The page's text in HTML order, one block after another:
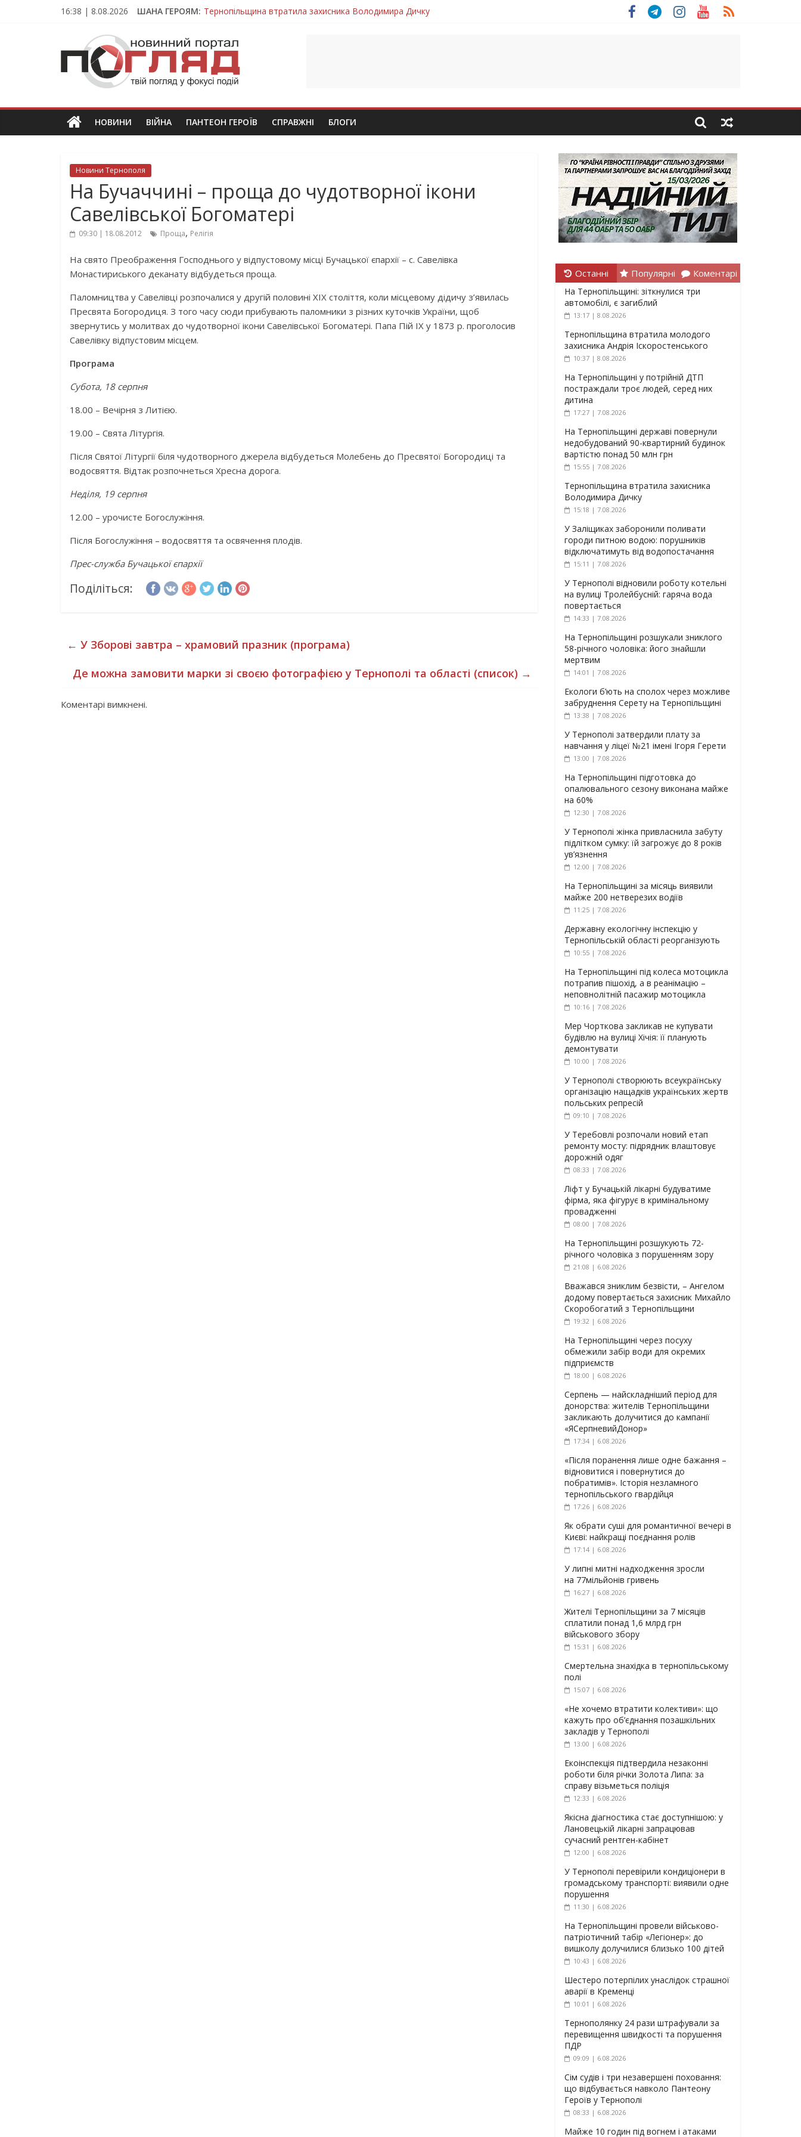
16:38 | 8.08.2026 ШАНА ГЕРОЯМ: Тернопільщина втратила захисника Володимира Дичку
На війні загинув молодий захисник Дмитро Березко з Тернопільщини
Тернопільщина втратила захисника Володимира Вельму
Тернопільщина втратила молодого захисника Андрія Іскоростенського
ПОГЛЯД
Новини
Тернополя.
новини
та
НОВИНИ ВІЙНА ПАНТЕОН ГЕРОЇВ СПРАВЖНІ БЛОГИ
Новини Тернополя
На Бучаччині – проща до чудотворної ікони
Савелівської Богоматері
09:30 | 18.08.2012 Проща, Релігія
На свято Преображення Господнього у відпустовому місці Бучацької єпархії – с. Савелівка
Монастириського деканату відбудеться проща.
Паломництва у Савелівці розпочалися у другій половині ХІХ століття, коли місцевому дідичу з’явилась
Пресвята Богородиця. З того часу сюди прибувають паломники з різних куточків України, щоб
звернутись у молитвах до чудотворної ікони Савелівської Богоматері. Папа Пій ІХ у 1873 р. проголосив
Савелівку відпустовим місцем.
Програма
Субота, 18 серпня
18.00 – Вечірня з Литією.
19.00 – Свята Літургія.
Після Святої Літургії біля чудотворного джерела відбудеться Молебень до Пресвятої Богородиці та
водосвяття. Відтак розпочнеться Хресна дорога.
Неділя, 19 серпня
12.00 – урочисте Богослужіння.
Після Богослужіння – водосвяття та освячення плодів.
Прес-служба Бучацької єпархії
Поділіться:
← У Зборові завтра – храмовий празник (програма)
Де можна замовити марки зі своєю фотографією у Тернополі та області (список) →
Коментарі вимкнені.
Останні Популярні Коментарі
На Тернопільщині: зіткнулися три
автомобілі, є загиблий
13:17 | 8.08.2026
Тернопільщина втратила молодого
захисника Андрія Іскоростенського
10:37 | 8.08.2026
На Тернопільщині у потрійній ДТП
постраждали троє людей, серед них
дитина
17:27 | 7.08.2026
На Тернопільщині державі повернули
недобудований 90-квартирний будинок
вартістю понад 50 млн грн
15:55 | 7.08.2026
Тернопільщина втратила захисника
Володимира Дичку
15:18 | 7.08.2026
У Заліщиках заборонили поливати
городи питною водою: порушників
відключатимуть від водопостачання
15:11 | 7.08.2026
У Тернополі відновили роботу котельні
на вулиці Тролейбусній: гаряча вода
повертається
14:33 | 7.08.2026
На Тернопільщині розшукали зниклого
58-річного чоловіка: його знайшли
мертвим
14:01 | 7.08.2026
Екологи б’ють на сполох через можливе
забруднення Серету на Тернопільщині
13:38 | 7.08.2026
У Тернополі затвердили плату за
навчання у ліцеї №21 імені Ігоря Герети
13:00 | 7.08.2026
На Тернопільщині підготовка до
опалювального сезону виконана майже
на 60%
12:30 | 7.08.2026
У Тернополі жінка привласнила забуту
підлітком сумку: їй загрожує до 8 років
ув’язнення
12:00 | 7.08.2026
На Тернопільщині за місяць виявили
майже 200 нетверезих водіїв
11:25 | 7.08.2026
Державну екологічну інспекцію у
Тернопільській області реорганізують
10:55 | 7.08.2026
На Тернопільщині під колеса мотоцикла
потрапив пішохід, а в реанімацію –
неповнолітній пасажир мотоцикла
10:16 | 7.08.2026
Мер Чорткова закликав не купувати
будівлю на вулиці Хічія: її планують
демонтувати
10:00 | 7.08.2026
У Тернополі створюють всеукраїнську
організацію нащадків українських жертв
польських репресій
09:10 | 7.08.2026
У Теребовлі розпочали новий етап
ремонту мосту: підрядник влаштовує
дорожній одяг
08:33 | 7.08.2026
Ліфт у Бучацькій лікарні будуватиме
фірма, яка фігурує в кримінальному
провадженні
08:00 | 7.08.2026
На Тернопільщині розшукують 72-
річного чоловіка з порушенням зору
21:08 | 6.08.2026
Вважався зниклим безвісти, – Ангелом
додому повертається захисник Михайло
Скоробогатий з Тернопільщини
19:32 | 6.08.2026
На Тернопільщині через посуху
обмежили забір води для окремих
підприємств
18:00 | 6.08.2026
Серпень — найскладніший період для
донорства: жителів Тернопільщини
закликають долучитися до кампанії
«ЯСерпневийДонор»
17:34 | 6.08.2026
«Після поранення лише одне бажання –
відновитися і повернутися до
побратимів». Історія незламного
тернопільського гвардійця
17:26 | 6.08.2026
Як обрати суші для романтичної вечері в
Києві: найкращі поєднання ролів
17:14 | 6.08.2026
У липні митні надходження зросли
на 77мільйонів гривень
16:27 | 6.08.2026
Жителі Тернопільщини за 7 місяців
сплатили понад 1,6 млрд грн
військового збору
15:31 | 6.08.2026
Смертельна знахідка в тернопільському
полі
15:07 | 6.08.2026
«Не хочемо втратити колективи»: що
кажуть про об’єднання позашкільних
закладів у Тернополі
13:00 | 6.08.2026
Екоінспекція підтвердила незаконні
роботи біля річки Золота Липа: за
справу візьметься поліція
12:33 | 6.08.2026
Якісна діагностика стає доступнішою: у
Лановецькій лікарні запрацював
сучасний рентген-кабінет
12:00 | 6.08.2026
У Тернополі перевірили кондиціонери в
громадському транспорті: виявили одне
порушення
11:30 | 6.08.2026
На Тернопільщині провели військово-
патріотичний табір «Легіонер»: до
вишколу долучилися близько 100 дітей
10:43 | 6.08.2026
Шестеро потерпілих унаслідок страшної
аварії в Кременці
10:01 | 6.08.2026
Тернополянку 24 рази штрафували за
перевищення швидкості та порушення
ПДР
09:09 | 6.08.2026
Сім судів і три незавершені поховання:
що відбувається навколо Пантеону
Героїв у Тернополі
08:33 | 6.08.2026
Майже 10 годин під вогнем і атаками